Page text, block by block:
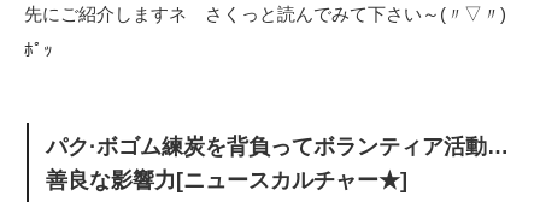
先にご紹介しますネ さくっと読んでみて下さい～(〃▽〃)
ﾎﾟｯ
パク·ボゴム練炭を背負ってボランティア活動…
善良な影響力[ニュースカルチャー★]